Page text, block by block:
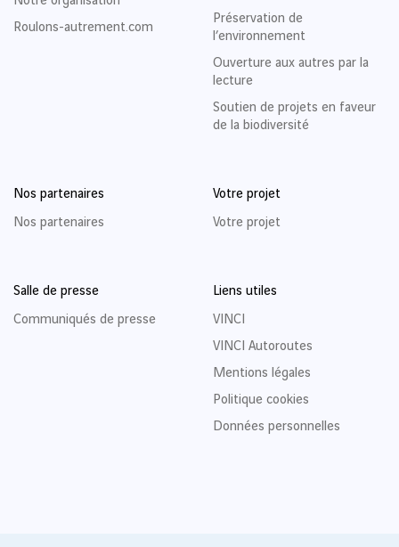
Roulons-autrement.com
Préservation de
l’environnement
Ouverture aux autres par la
lecture
Soutien de projets en faveur
de la biodiversité
Nos partenaires
Nos partenaires
Votre projet
Votre projet
Salle de presse
Communiqués de presse
Liens utiles
VINCI
VINCI Autoroutes
Mentions légales
Politique cookies
Données personnelles